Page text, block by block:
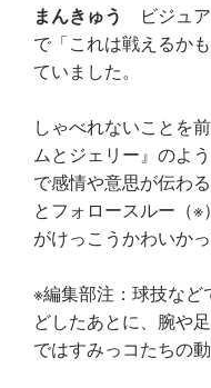
まんきゅう
ビジュ
で「これは戦えるか
ていました。
しゃべれないことを
ムとジェリー』のよ
で感情や意思が伝わ
とフォロースルー（
がけっこうかわいかっ
※編集部注：球技など
どしたあとに、腕や
ではすみっコたちの